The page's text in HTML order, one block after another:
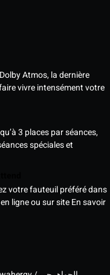
Atmos, la dernière
vivre intensément votre
3 places par séances,
spéciales et
votre fauteuil préféré dans
ligne ou sur siteEn savoir